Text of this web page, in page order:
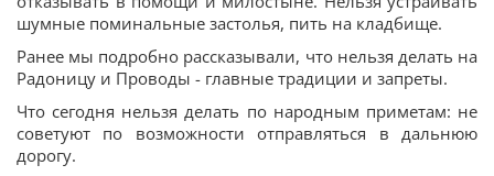
шумные поминальные застолья, пить на кладбище.
Ранее мы подробно рассказывали, что нельзя делать на
Радоницу и Проводы - главные традиции и запреты.
Что сегодня нельзя делать по народным приметам: не
советуют по возможности отправляться в дальнюю
дорогу.